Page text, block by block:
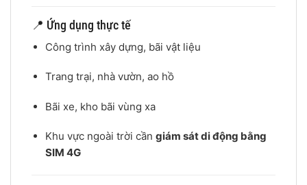
📍 Ứng dụng thực tế
Công trình xây dựng, bãi vật liệu
Trang trại, nhà vườn, ao hồ
Bãi xe, kho bãi vùng xa
Khu vực ngoài trời cần giám sát di động bằng
SIM 4G